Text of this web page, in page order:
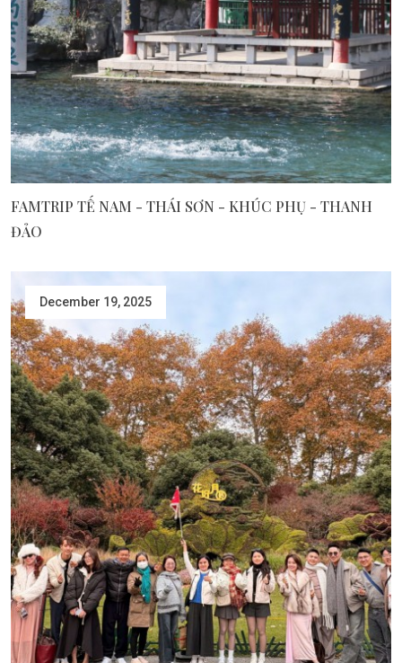
FAMTRIP TẾ NAM - THÁI SƠN - KHÚC PHỤ - THANH
ĐẢO
December 19, 2025